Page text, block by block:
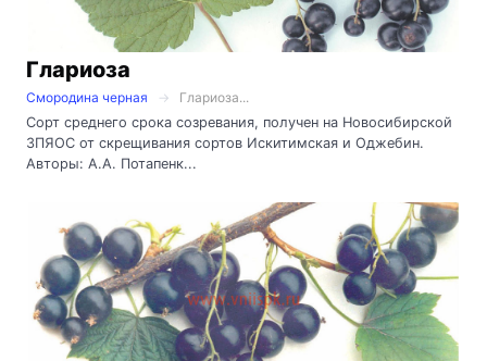
Глариоза
Смородина черная
Глариоза...
Сорт среднего срока созревания, получен на Новосибирской
ЗПЯОС от скрещивания сортов Искитимская и Оджебин.
Авторы: А.А. Потапенк...